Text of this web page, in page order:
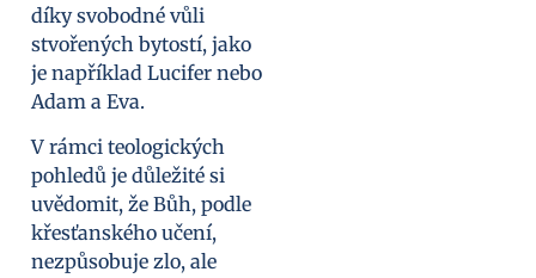
díky svobodné vůli
stvořených bytostí, jako
je například Lucifer nebo
Adam a Eva.
V rámci teologických
pohledů je důležité si
uvědomit, že Bůh, podle
křesťanského učení,
nezpůsobuje zlo, ale